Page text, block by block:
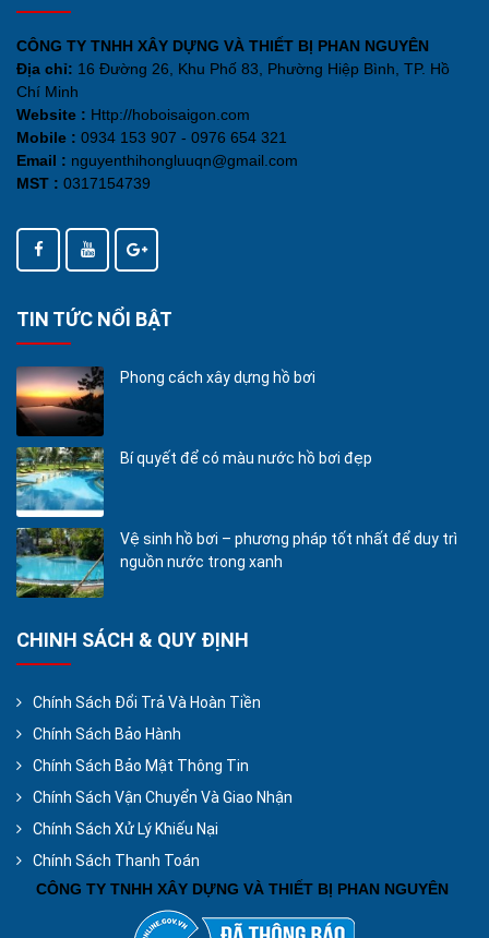
CÔNG TY TNHH XÂY DỰNG VÀ THIẾT BỊ PHAN NGUYÊN
Địa chỉ: 16 Đường 26, Khu Phố 83, Phường Hiệp Bình, TP. Hồ
Chí Minh
Website : Http://hoboisaigon.com
Mobile : 0934 153 907 - 0976 654 321
Email : nguyenthihongluuqn@gmail.com
MST : 0317154739
TIN TỨC NỔI BẬT
Phong cách xây dựng hồ bơi
Bí quyết để có màu nước hồ bơi đẹp
Vệ sinh hồ bơi – phương pháp tốt nhất để duy trì
nguồn nước trong xanh
CHINH SÁCH & QUY ĐỊNH
Chính Sách Đổi Trả Và Hoàn Tiền
Chính Sách Bảo Hành
Chính Sách Bảo Mật Thông Tin
Chính Sách Vận Chuyển Và Giao Nhận
Chính Sách Xử Lý Khiếu Nại
Chính Sách Thanh Toán
CÔNG TY TNHH XÂY DỰNG VÀ THIẾT BỊ PHAN NGUYÊN